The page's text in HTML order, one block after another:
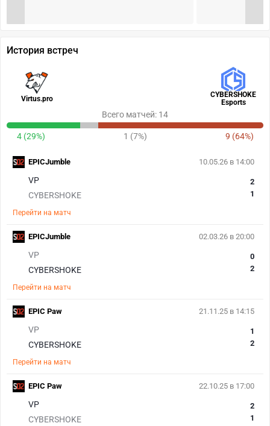
История встреч
Virtus.pro
CYBERSHOKE
Esports
Всего матчей: 14
4 (29%) 1 (7%) 9 (64%)
10.05.26 в 14:00
VP
CYBERSHOKE
2
1
Перейти на матч
EPICJumble
02.03.26 в 20:00
VP
CYBERSHOKE
0
2
Перейти на матч
EPICJumble
21.11.25 в 14:15
VP
CYBERSHOKE
1
2
Перейти на матч
EPIC Paw
22.10.25 в 17:00
VP
CYBERSHOKE
2
1
EPIC Paw